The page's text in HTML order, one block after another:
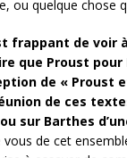
ou quelque chose
frappant de voir
que Proust
de « Proust
de ces
sur Barthes
de cet